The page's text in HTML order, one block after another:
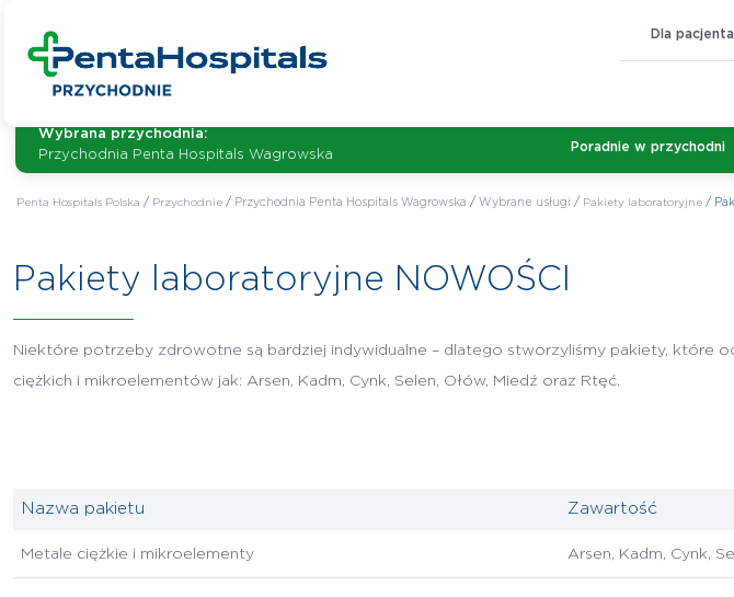
Dla pacjenta
Wybrana przychodnia:
Przychodnia Penta Hospitals Wagrowska
Poradnie w przychodni
Penta Hospitals Polska / Przychodnie/ Przychodnia Penta Hospitals Wagrowska / Wybrane usługi / Pakiety laboratoryjne/
Pakiety laboratoryjne NOWOŚCI
Niektóre potrzeby zdrowotne są bardziej indywidualne – dlatego stworzyliśmy pakiety, które
ciężkich i mikroelementów jak: Arsen, Kadm, Cynk, Selen, Ołów, Miedź oraz Rtęć.
Nazwa pakietu Zawartość
Metale ciężkie i mikroelementy Arsen, Kadm, Cynk,